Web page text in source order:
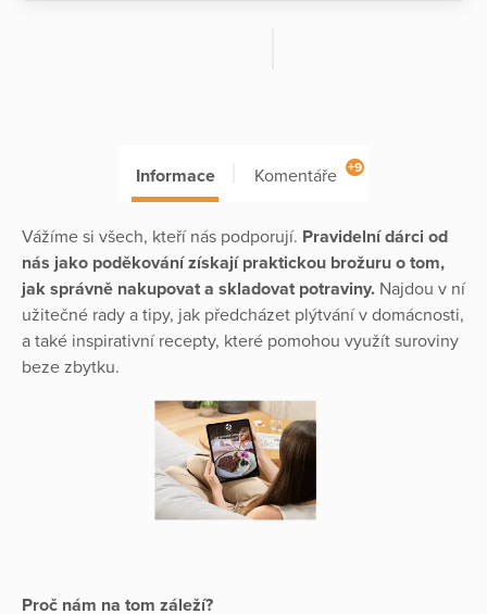
Informace Komentáře +9
Vážíme si všech, kteří nás podporují. Pravidelní dárci od
nás jako poděkování získají praktickou brožuru o tom,
jak správně nakupovat a skladovat potraviny. Najdou v ní
užitečné rady a tipy, jak předcházet plýtvání v domácnosti,
a také inspirativní recepty, které pomohou využít suroviny
beze zbytku.
Proč nám na tom záleží?